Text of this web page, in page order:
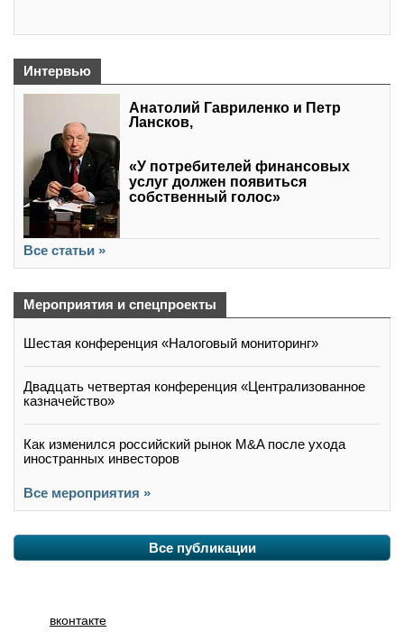
Интервью
Анатолий Гавриленко и Петр
Лансков,
«У потребителей финансовых
услуг должен появиться
собственный голос»
Все статьи »
Мероприятия и спецпроекты
Шестая конференция «Налоговый мониторинг»
Двадцать четвертая конференция «Централизованное
казначейство»
Как изменился российский рынок M&A после ухода
иностранных инвесторов
Все мероприятия »
Все публикации
вконтакте